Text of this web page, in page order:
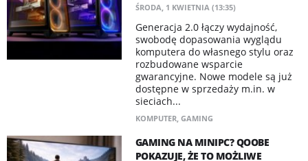
ŚRODA, 1 KWIETNIA (13:35)
Generacja 2.0 łączy wydajność,
swobodę dopasowania wyglądu
komputera do własnego stylu oraz
rozbudowane wsparcie
gwarancyjne. Nowe modele są już
dostępne w sprzedaży m.in. w
sieciach...
KOMPUTER, GAMING
GAMING NA MINIPC? QOOBE
POKAZUJE, ŻE TO MOŻLIWE